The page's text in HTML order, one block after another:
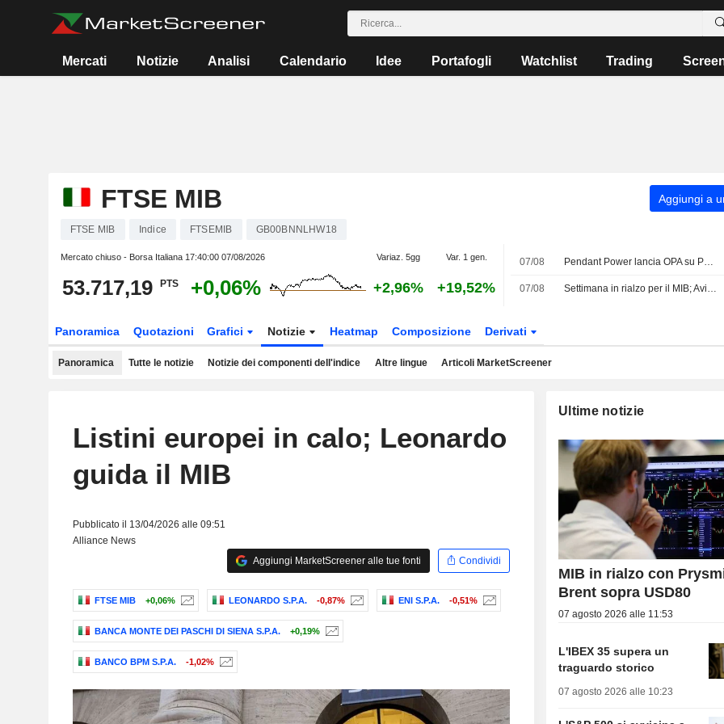
Mercati Notizie Analisi Calendario Idee Portafogli Watchlist Trading
FTSE MIB Aggiungi a
FTSE MIB Indice FTSEMIB GB00BNNLHW18
Mercato chiuso - Borsa Italiana 17:40:00 07/08/2026 Variaz. 5gg Var. 1 gen.
53.717,19 PTS +0,06% +2,96% +19,52%
07/08 Pendant Power lancia OPA su PLC a EUR3,08 per azione e punta delisting
07/08 Settimana in rialzo per il MIB; Avio top performer, giù Stellantis
Panoramica Quotazioni Grafici Notizie Heatmap Composizione Derivati
Panoramica Tutte le notizie Notizie dei componenti dell'indice Altre lingue Articoli MarketScreener
Listini europei in calo; Leonardo
guida il MIB
Pubblicato il 13/04/2026 alle 09:51
Alliance News
Aggiungi MarketScreener alle tue fonti
Condividi
FTSE MIB +0,06% LEONARDO S.P.A. -0,87% ENI S.P.A. -0,51%
BANCA MONTE DEI PASCHI DI SIENA S.P.A. +0,19%
BANCO BPM S.P.A. -1,02%
Ultime notizie
MIB in rialzo con
Brent sopra USD80
07 agosto 2026 alle 11:53
L'IBEX 35 supera un
traguardo storico
07 agosto 2026 alle 10:23